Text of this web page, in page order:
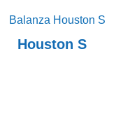
Houston S